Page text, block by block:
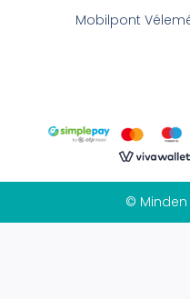
Mobilpont
©